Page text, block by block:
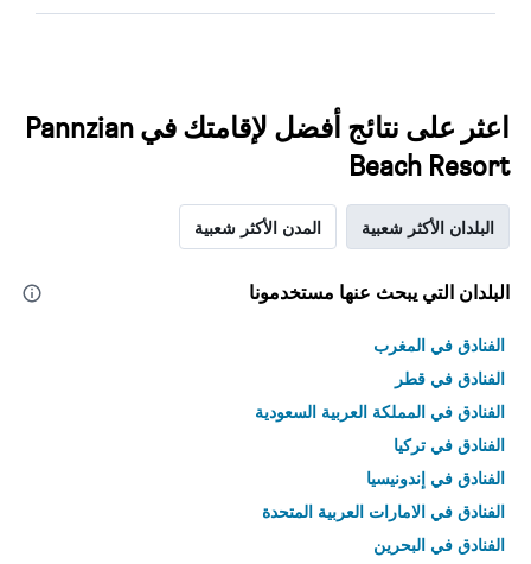
اعثر على نتائج أفضل لإقامتك في Pannzian
Beach Resort
البلدان الأكثر شعبية المدن الأكثر شعبية
البلدان التي يبحث عنها مستخدمونا
الفنادق في المغرب
الفنادق في قطر
الفنادق في المملكة العربية السعودية
الفنادق في تركيا
الفنادق في إندونيسيا
الفنادق في الامارات العربية المتحدة
الفنادق في البحرين